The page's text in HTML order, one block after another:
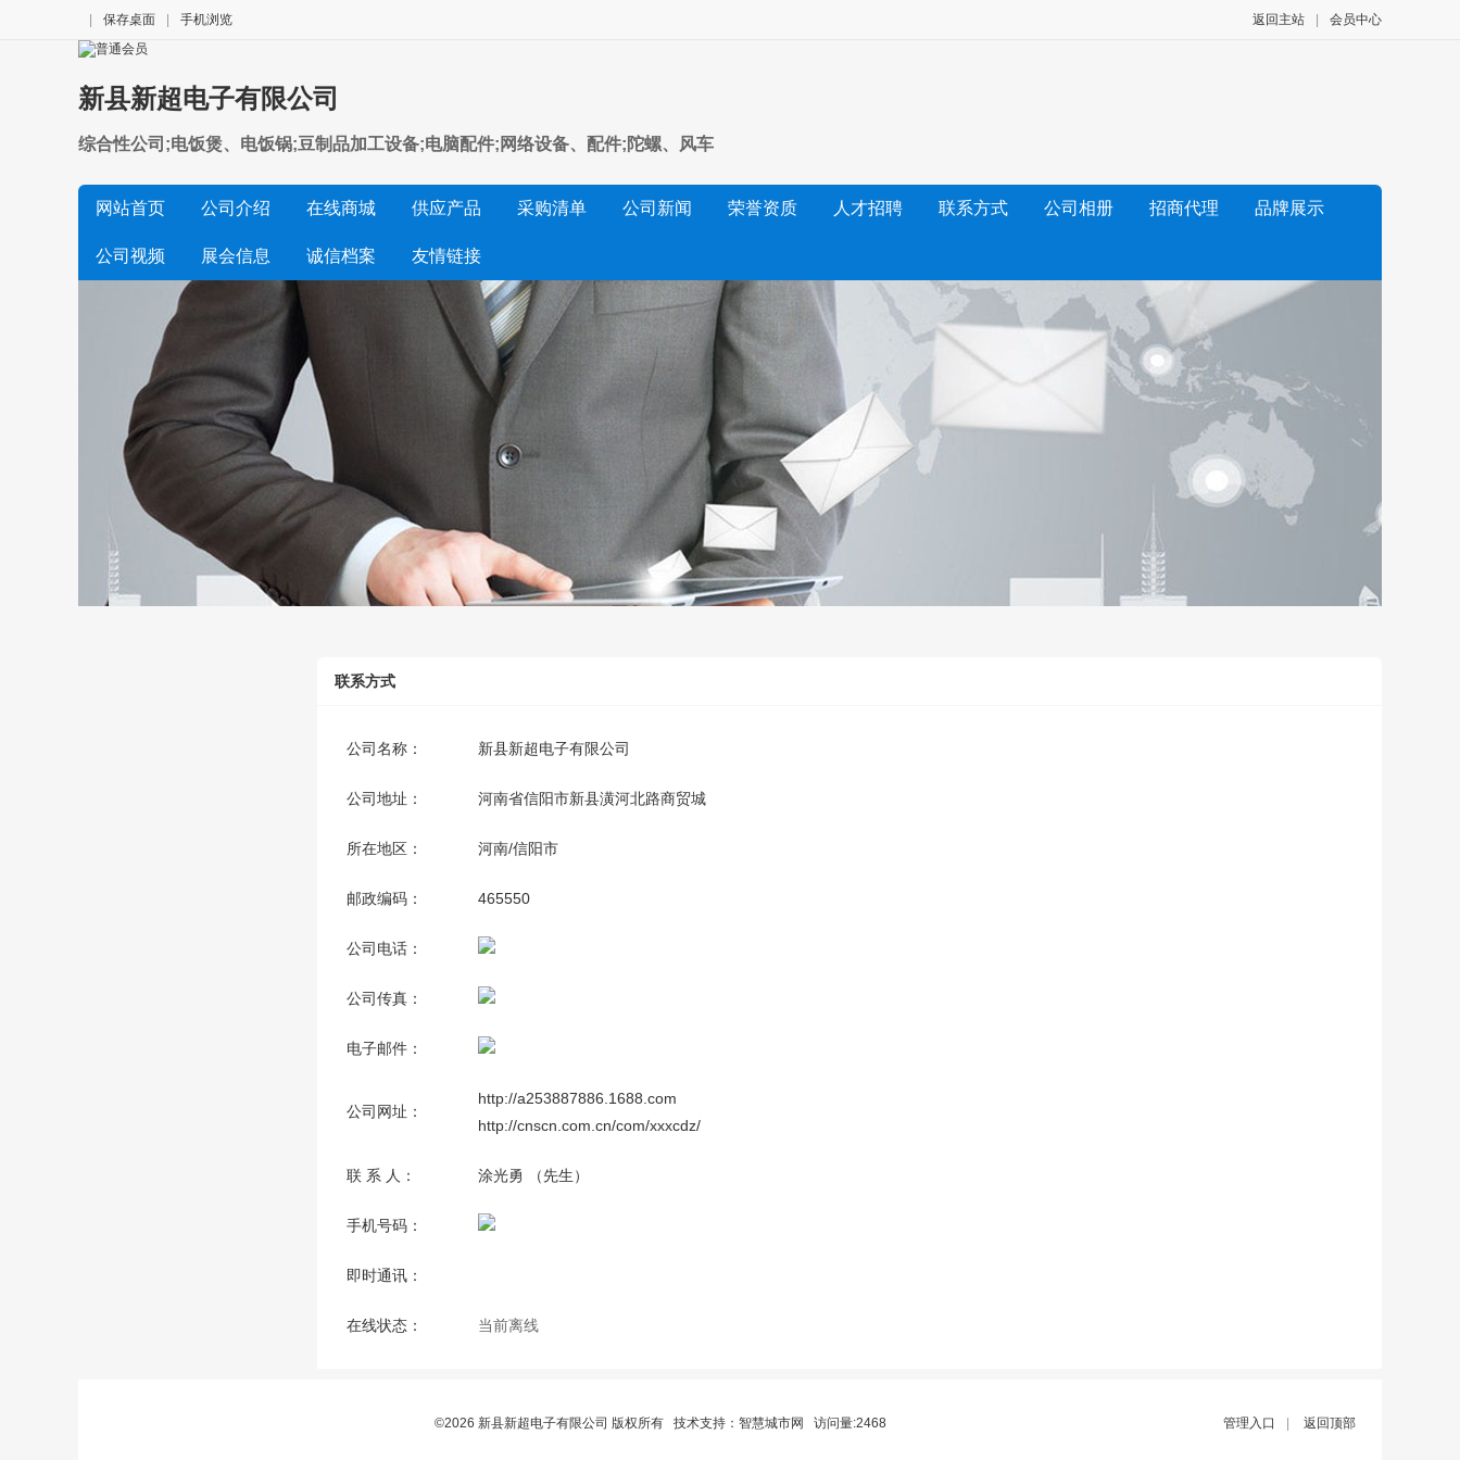
返回主站 会员中心
保存桌面 手机浏览
新县新超电子有限公司
综合性公司;电饭煲、电饭锅;豆制品加工设备;电脑配件;网络设备、配件;陀螺、风车
网站首页 公司介绍 在线商城 供应产品 采购清单 公司新闻 荣誉资质 人才招聘 联系方式 公司相册 招商代理 品牌展示
公司视频 展会信息 诚信档案 友情链接
联系方式
公司名称： 新县新超电子有限公司
公司地址： 河南省信阳市新县潢河北路商贸城
所在地区： 河南/信阳市
邮政编码： 465550
公司电话：
公司传真：
电子邮件：
公司网址：
http://a253887886.1688.com
http://cnscn.com.cn/com/xxxcdz/
联 系 人： 涂光勇 （先生）
手机号码：
即时通讯：
在线状态： 当前离线
管理入口 返回顶部
©2026 新县新超电子有限公司 版权所有 技术支持： 智慧城市网 访问量:2468